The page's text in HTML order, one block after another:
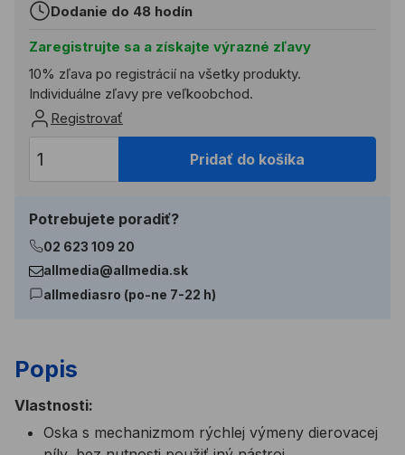
Dodanie do 48 hodín
Zaregistrujte sa a získajte výrazné zľavy
10% zľava po registrácií na všetky produkty.
Individuálne zľavy pre veľkoobchod.
Registrovať
Pridať do košíka
Potrebujete poradiť?
02 623 109 20
allmedia@allmedia.sk
allmediasro (po-ne 7-22 h)
Popis
Vlastnosti:
Oska s mechanizmom rýchlej výmeny dierovacej